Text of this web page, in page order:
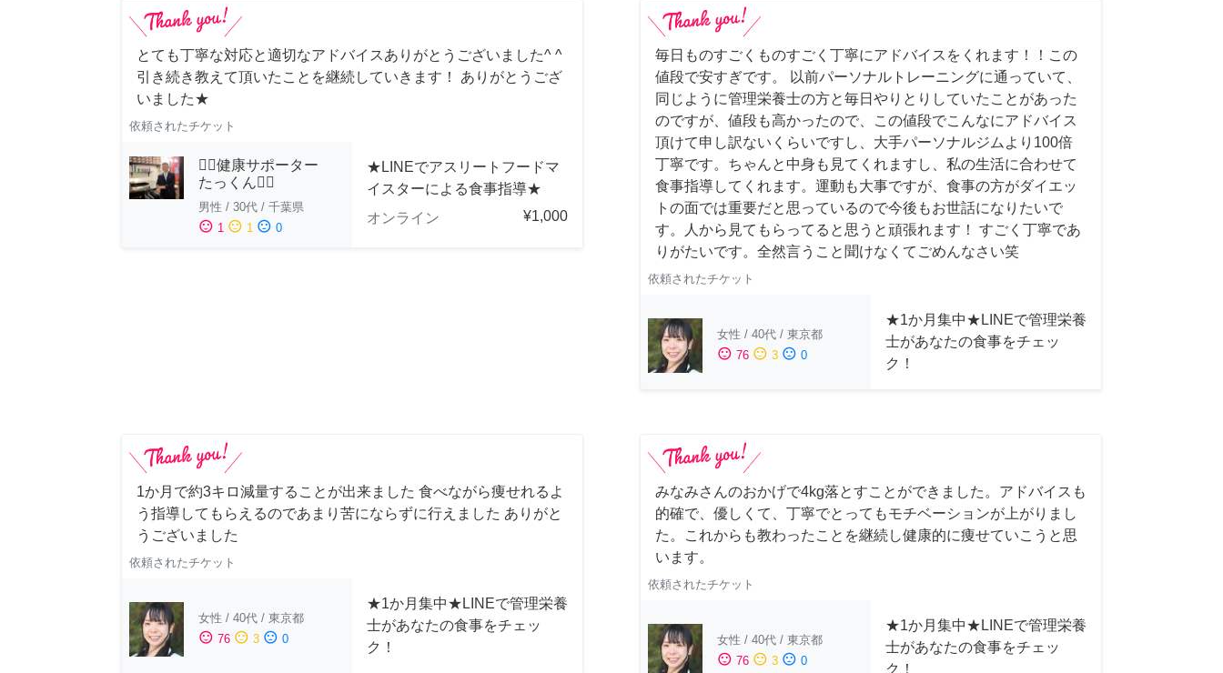
とても丁寧な対応と適切なアドバイスありがとうございました^ ^
引き続き教えて頂いたことを継続していきます！ ありがとうござ
いました★
依頼されたチケット
🏋️‍♂️健康サポーター
たっくん🏋️‍♂️
男性 / 30代 / 千葉県
sentiment_satisfied 1 sentiment_neutral 1 sentiment_dissatisfied 0
★LINEでアスリートフードマ
イスターによる食事指導★
オンライン
¥1,000
毎日ものすごくものすごく丁寧にアドバイスをくれます！！この
値段で安すぎです。 以前パーソナルトレーニングに通っていて、
同じように管理栄養士の方と毎日やりとりしていたことがあった
のですが、値段も高かったので、この値段でこんなにアドバイス
頂けて申し訳ないくらいですし、大手パーソナルジムより100倍
丁寧です。ちゃんと中身も見てくれますし、私の生活に合わせて
食事指導してくれます。運動も大事ですが、食事の方がダイエッ
トの面では重要だと思っているので今後もお世話になりたいで
す。人から見てもらってると思うと頑張れます！ すごく丁寧であ
りがたいです。全然言うこと聞けなくてごめんなさい笑
依頼されたチケット
女性 / 40代 / 東京都
sentiment_satisfied 76 sentiment_neutral 3 sentiment_dissatisfied 0
★1か月集中★LINEで管理栄養
士があなたの食事をチェッ
ク！
1か月で約3キロ減量することが出来ました 食べながら痩せれるよ
う指導してもらえるのであまり苦にならずに行えました ありがと
うございました
依頼されたチケット
女性 / 40代 / 東京都
sentiment_satisfied 76 sentiment_neutral 3 sentiment_dissatisfied 0
★1か月集中★LINEで管理栄養
士があなたの食事をチェッ
ク！
みなみさんのおかげで4kg落とすことができました。アドバイスも
的確で、優しくて、丁寧でとってもモチベーションが上がりまし
た。これからも教わったことを継続し健康的に痩せていこうと思
います。
依頼されたチケット
女性 / 40代 / 東京都
sentiment_satisfied 76 sentiment_neutral 3 sentiment_dissatisfied 0
★1か月集中★LINEで管理栄養
士があなたの食事をチェッ
ク！